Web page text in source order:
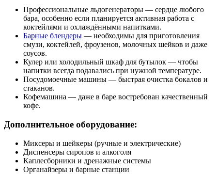
Профессиональные льдогенераторы — сердце любого
бара, особенно если планируется активная работа с
коктейлями и охлаждёнными напитками.
Барные блендеры — необходимы для приготовления
смузи, коктейлей, фроузенов, молочных шейков и даже
соусов.
Кулер или холодильный шкаф для бутылок — чтобы
напитки всегда подавались при нужной температуре.
Посудомоечные машины — быстрая очистка бокалов и
стаканов.
Кофемашина — даже в баре востребован качественный
кофе.
Дополнительное оборудование:
Миксеры и шейкеры (ручные и электрические)
Диспенсеры сиропов и алкоголя
Каплесборники и дренажные системы
Органайзеры и барные станции